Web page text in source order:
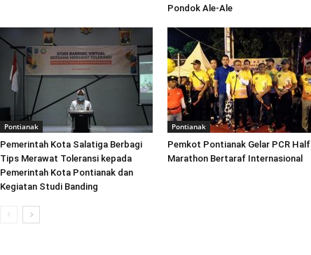
Pondok Ale-Ale
Pontianak
Pemerintah Kota Salatiga Berbagi
Tips Merawat Toleransi kepada
Pemerintah Kota Pontianak dan
Kegiatan Studi Banding
Pontianak
Pemkot Pontianak Gelar PCR Half
Marathon Bertaraf Internasional